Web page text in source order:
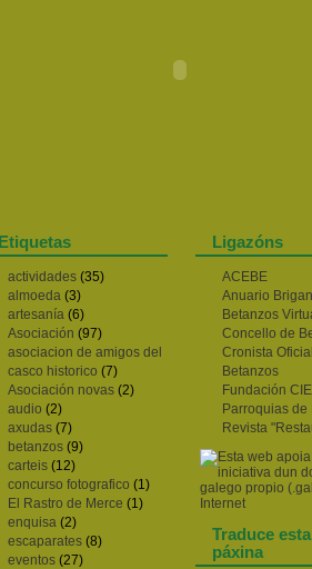
Etiquetas
actividades (35)
almoeda (3)
artesanía (6)
Asociación (97)
asociacion de amigos del
casco historico (7)
Asociación novas (2)
audio (2)
axudas (7)
betanzos (9)
carteis (12)
concurso fotografico (1)
El Rastro de Merce (1)
enquisa (2)
escaparates (8)
eventos (27)
Ligazóns
ACEBE
Anuario
Betanzos
Concello de
Cronista
Betanzos
Fundación
Parroquias de
Revista
Traduce esta
páxina